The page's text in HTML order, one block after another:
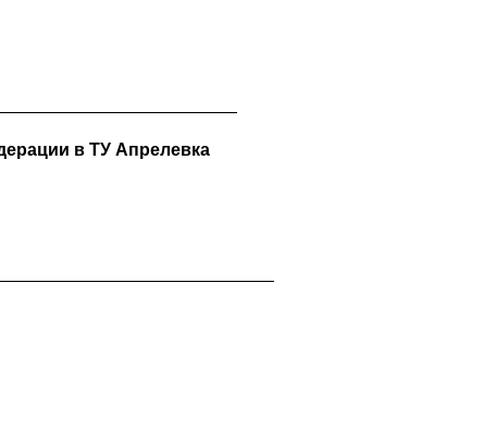
в ТУ Апрелевка